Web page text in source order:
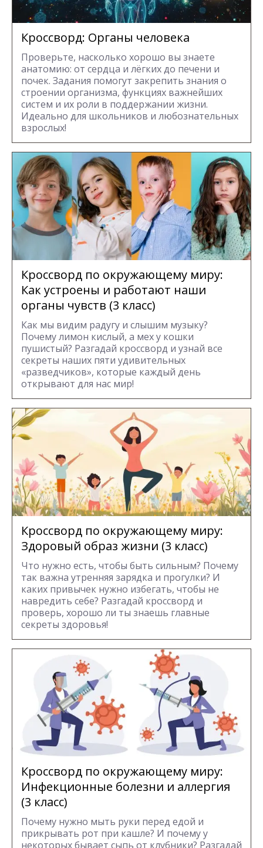
Кроссворд: Органы человека
Проверьте, насколько хорошо вы знаете
анатомию: от сердца и лёгких до печени и
почек. Задания помогут закрепить знания о
строении организма, функциях важнейших
систем и их роли в поддержании жизни.
Идеально для школьников и любознательных
взрослых!
Кроссворд по окружающему миру:
Как устроены и работают наши
органы чувств (3 класс)
Как мы видим радугу и слышим музыку?
Почему лимон кислый, а мех у кошки
пушистый? Разгадай кроссворд и узнай все
секреты наших пяти удивительных
«разведчиков», которые каждый день
открывают для нас мир!
Кроссворд по окружающему миру:
Здоровый образ жизни (3 класс)
Что нужно есть, чтобы быть сильным? Почему
так важна утренняя зарядка и прогулки? И
каких привычек нужно избегать, чтобы не
навредить себе? Разгадай кроссворд и
проверь, хорошо ли ты знаешь главные
секреты здоровья!
Кроссворд по окружающему миру:
Инфекционные болезни и аллергия
(3 класс)
Почему нужно мыть руки перед едой и
прикрывать рот при кашле? И почему у
некоторых бывает сыпь от клубники? Разгадай